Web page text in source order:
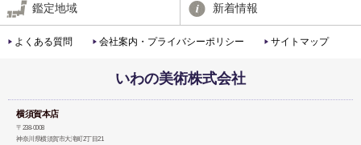
鑑定地域 新着情報
よくある質問 会社案内・プライバシーポリシー サイトマップ
いわの美術株式会社
横須賀本店
〒238-0008
神奈川県横須賀市大滝町2丁目21